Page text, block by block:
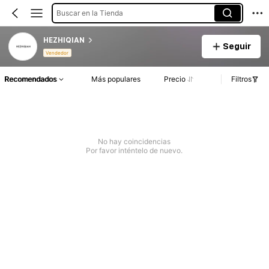
Buscar en la Tienda
HEZHIQIAN
Vendedor
Seguir
Recomendados Más populares Precio Filtros
No hay coincidencias
Por favor inténtelo de nuevo.